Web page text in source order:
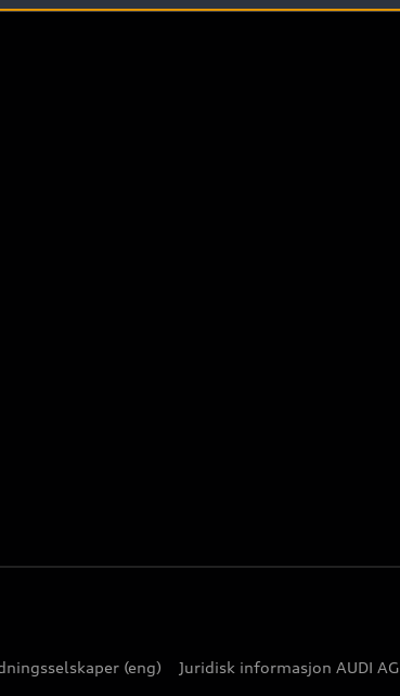
(eng) Juridisk informasjon AUDI AG